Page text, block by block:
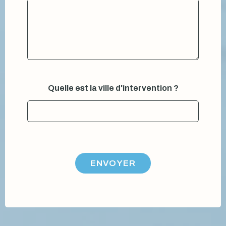
:
Quelle est la ville d'intervention ?
ENVOYER